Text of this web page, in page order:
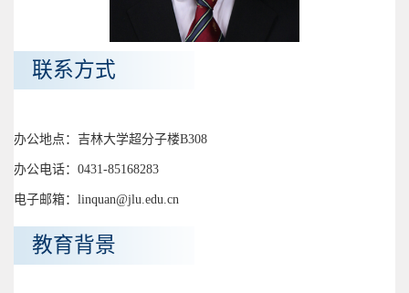
联系方式
办公地点：吉林大学超分子楼B308
办公电话：0431-85168283
电子邮箱：linquan@jlu.edu.cn
教育背景